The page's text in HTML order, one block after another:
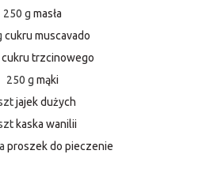
250 g masła
cukru muscavado
cukru trzcinowego
250 g mąki
jajek dużych
kaska wanilii
proszek do pieczenie